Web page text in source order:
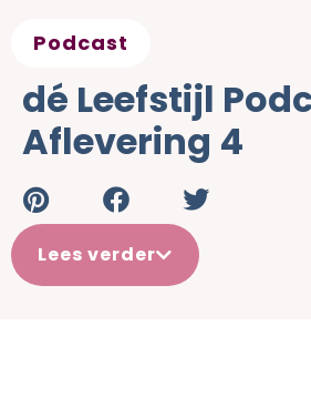
Podcast
dé Leefstijl
Aflevering 4
Lees verder